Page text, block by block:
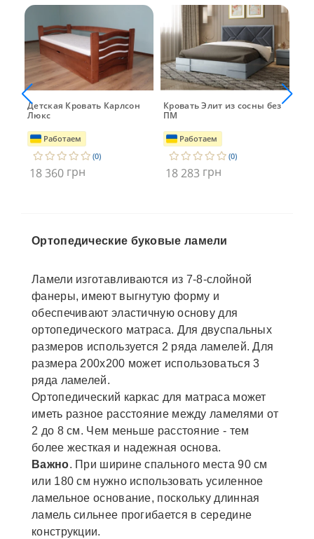
Детская Кровать Карлсон
Люкс
Работаем
(0)
18 360 грн
Кровать Элит из сосны без
ПМ
Работаем
(0)
18 283 грн
Ортопедические буковые ламели
Ламели изготавливаются из 7-8-слойной
фанеры, имеют выгнутую форму и
обеспечивают эластичную основу для
ортопедического матраса. Для двуспальных
размеров используется 2 ряда ламелей. Для
размера 200х200 может использоваться 3
ряда ламелей.
Ортопедический каркас для матраса может
иметь разное расстояние между ламелями от
2 до 8 см. Чем меньше расстояние - тем
более жесткая и надежная основа.
Важно. При ширине спального места 90 см
или 180 см нужно использовать усиленное
ламельное основание, поскольку длинная
ламель сильнее прогибается в середине
конструкции.